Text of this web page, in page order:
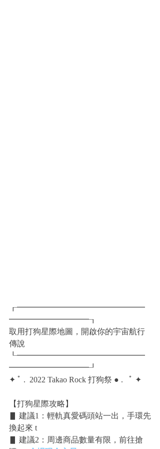
┎━━━━━━━━━━━━━━━━
━━━━━━━━━━┒
取用打狗星際地圖，開啟你的宇宙航行
傳說
┖━━━━━━━━━━━━━━━━
━━━━━━━━━━┚
✦ ﾟ . ​ 2022 Takao Rock 打狗祭 ● . ​  ﾟ ✦
​【打狗星際攻略】
▋ 建議1：輕軌真愛碼頭站一出，手環先
換起來 t
▋ 建議2：周邊商品數量有限，前往搶